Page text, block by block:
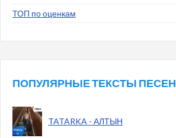
ТОП по оценкам
ПОПУЛЯРНЫЕ ТЕКСТЫ ПЕСЕН
TATARKA - АЛТЫН